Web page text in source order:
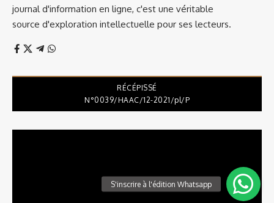
journal d'information en ligne, c'est une véritable
source d'exploration intellectuelle pour ses lecteurs.
RÉCÉPISSÉ
N°0039/HAAC/12-2021/pl/P